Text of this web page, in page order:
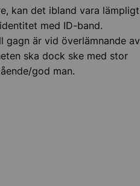
kan det ibland vara lämpligt
med ID-band.
gagn är vid överlämnande av
ska dock ske med stor
god man.